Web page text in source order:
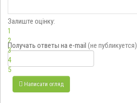
Залиште оцінку:
1
2
3
4
5
Получать ответы на e-mail (не публикуется)
Написати огляд